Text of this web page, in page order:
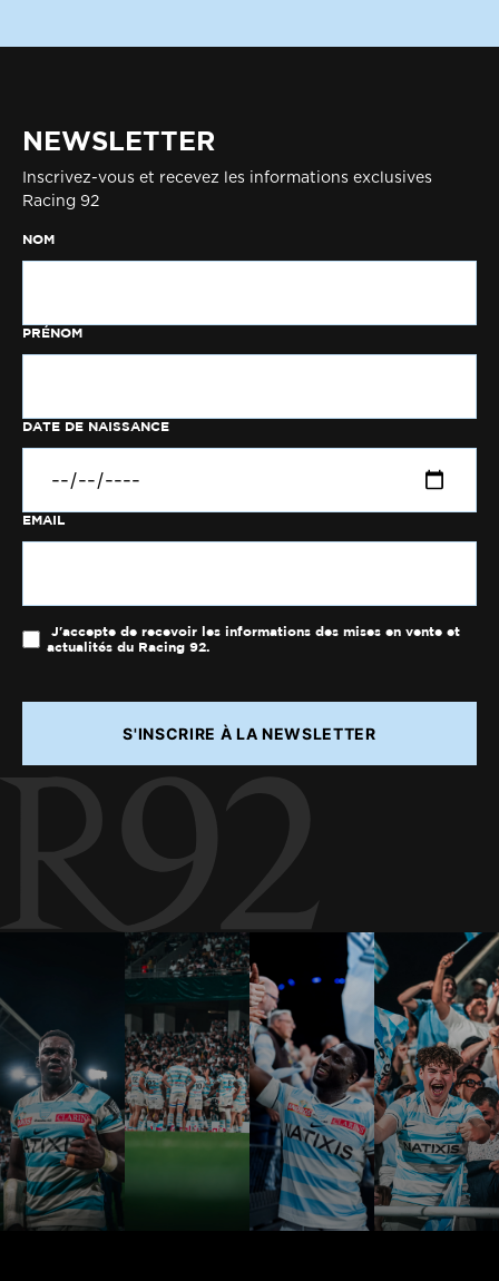
NEWSLETTER
Inscrivez-vous et recevez les informations exclusives
Racing 92
NOM
PRÉNOM
DATE DE NAISSANCE
EMAIL
J'accepte de recevoir les informations des mises en vente et
actualités du Racing 92.
S'INSCRIRE À LA NEWSLETTER